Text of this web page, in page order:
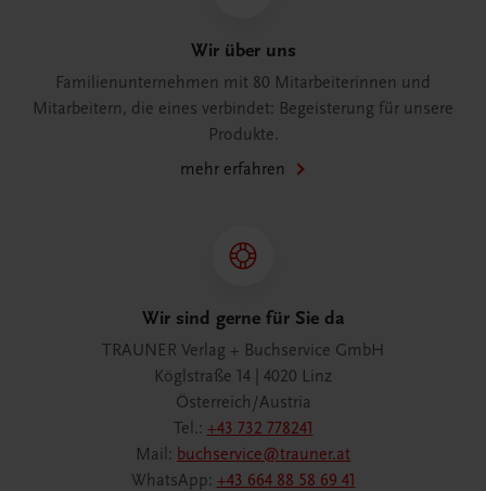
Wir über uns
Familienunternehmen mit 80 Mitarbeiterinnen und
Mitarbeitern, die eines verbindet: Begeisterung für unsere
Produkte.
mehr erfahren
Wir sind gerne für Sie da
TRAUNER Verlag + Buchservice GmbH
Köglstraße 14 | 4020 Linz
Österreich/Austria
Tel.: +43 732 778241
Mail: buchservice@trauner.at
WhatsApp: +43 664 88 58 69 41